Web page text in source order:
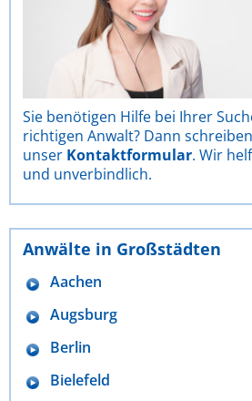
Sie benötigen Hilfe bei Ihrer
richtigen Anwalt? Dann
unser Kontaktformular. Wir
und unverbindlich.
Anwälte in Großstädten
Aachen
Augsburg
Berlin
Bielefeld